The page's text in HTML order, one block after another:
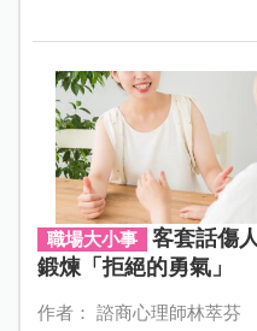
職場大小事
客套話傷
鍛煉「拒絕的勇氣」
作者： 諮商心理師林萃芬